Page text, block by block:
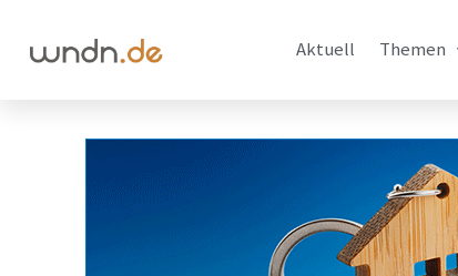
Aktuell Themen